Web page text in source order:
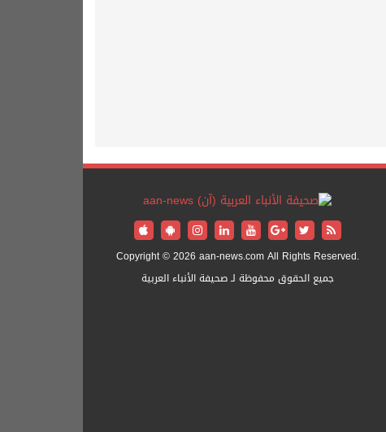
Copyright © 2026 aan-news.com All Rights Reserved.
جميع الحقوق محفوظة لـ صحيفة الأنباء العربية